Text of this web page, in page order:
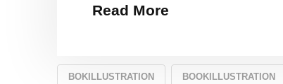
Read More
BOKILLUSTRATION BOOKILLUSTRATION